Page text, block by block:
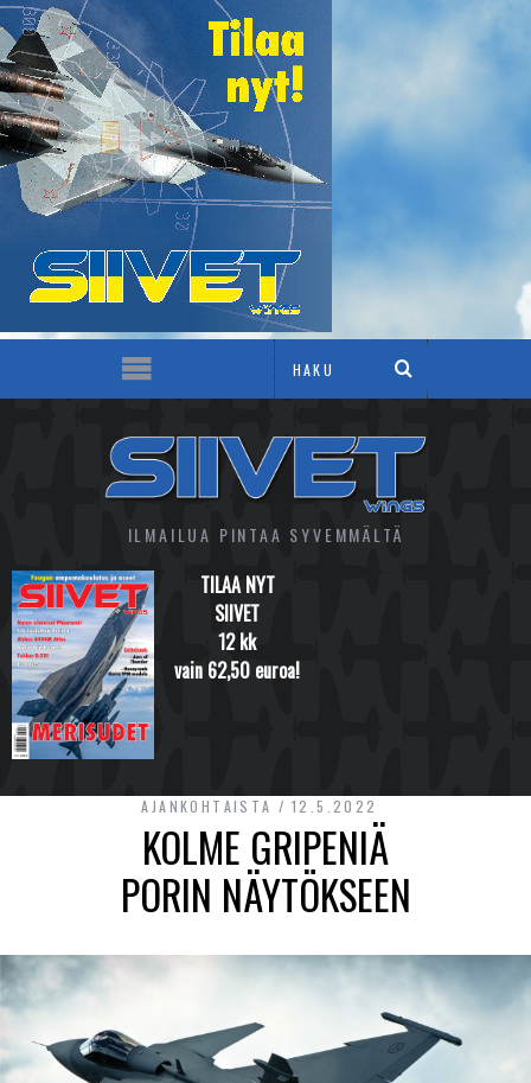
ILMAILUA PINTAA SYVEMMÄLTÄ
TILAA NYT
SIIVET
12 kk
vain 62,50 euroa!
AJANKOHTAISTA 12.5.2022
KOLME GRIPENIÄ
PORIN NÄYTÖKSEEN